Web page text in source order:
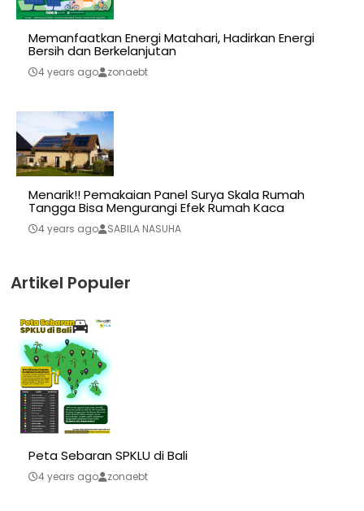
Memanfaatkan Energi Matahari, Hadirkan Energi
Bersih dan Berkelanjutan
4 years ago zonaebt
Menarik!! Pemakaian Panel Surya Skala Rumah
Tangga Bisa Mengurangi Efek Rumah Kaca
4 years ago SABILA NASUHA
Artikel Populer
Peta Sebaran SPKLU di Bali
4 years ago zonaebt